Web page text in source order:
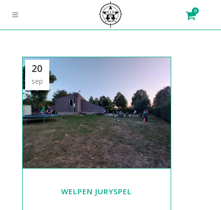
0
20
sep
WELPEN JURYSPEL